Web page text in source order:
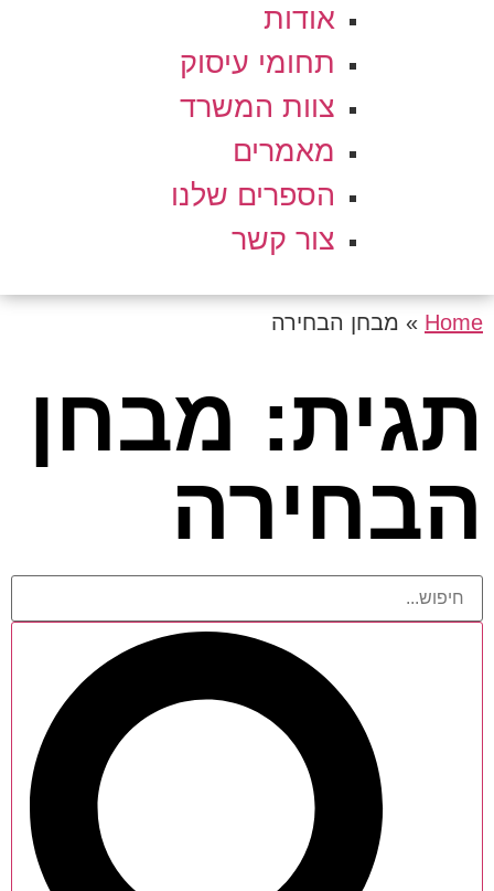
אודות
תחומי עיסוק
צוות המשרד
מאמרים
הספרים שלנו
צור קשר
Home
» מבחן הבחירה
תגית: מבחן
הבחירה